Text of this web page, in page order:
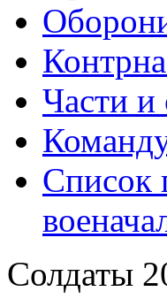
Части и
Список
Солдаты